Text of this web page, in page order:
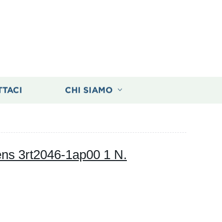
CHI SIAMO
3rt2046-1ap00 1 N.